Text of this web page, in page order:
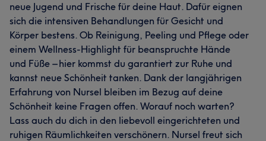
neue Jugend und Frische für deine Haut. Dafür eignen
sich die intensiven Behandlungen für Gesicht und
Körper bestens. Ob Reinigung, Peeling und Pflege oder
einem Wellness-Highlight für beanspruchte Hände
und Füße – hier kommst du garantiert zur Ruhe und
kannst neue Schönheit tanken. Dank der langjährigen
Erfahrung von Nursel bleiben im Bezug auf deine
Schönheit keine Fragen offen. Worauf noch warten?
Lass auch du dich in den liebevoll eingerichteten und
ruhigen Räumlichkeiten verschönern. Nursel freut sich